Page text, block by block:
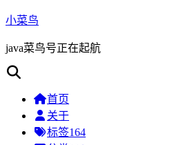
小菜鸟
java菜鸟号正在起航
首页
关于
标签164